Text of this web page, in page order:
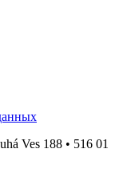
Ves 188 • 516 01